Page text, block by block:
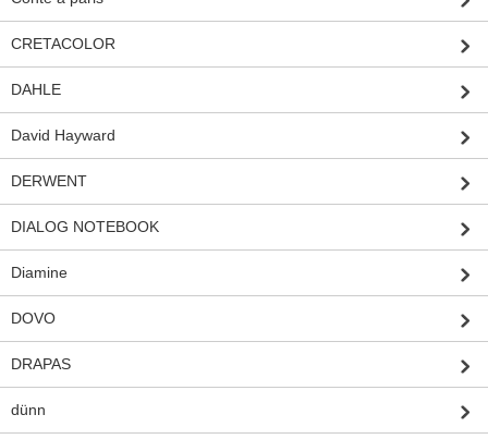
CRETACOLOR
DAHLE
David Hayward
DERWENT
DIALOG NOTEBOOK
Diamine
DOVO
DRAPAS
dünn